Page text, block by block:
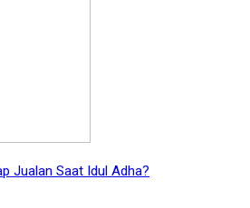
Jualan Saat Idul Adha?